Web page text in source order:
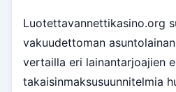
Luotettavannettikasino.org
vakuudettoman
vertailla eri lainantarjoajien
takaisinmaksusuunnitelmia